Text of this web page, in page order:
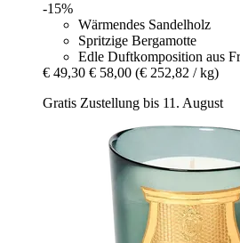
-15%
Wärmendes Sandelholz
Spritzige Bergamotte
Edle Duftkomposition aus
€ 49,30 € 58,00 (€ 252,82 / kg)
Gratis Zustellung bis 11. August